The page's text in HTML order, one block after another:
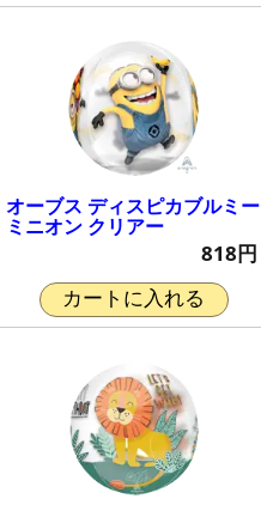
オーブス ディスピカブルミー
ミニオン クリアー
818円
カートに入れる